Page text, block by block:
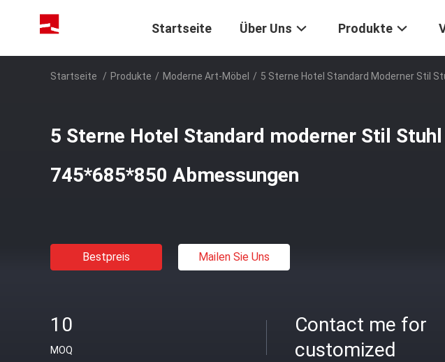
Startseite Über Uns Produkte
Startseite / Produkte / Moderne Art-Möbel / 5 Sterne Hotel Standard Moderner Stil
5 Sterne Hotel Standard moderner Stil
745*685*850 Abmessungen
Bestpreis Mailen Sie Uns
10
MOQ
Contact me for
customized